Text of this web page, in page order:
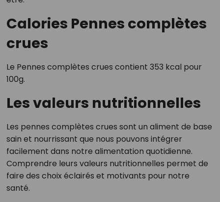
Calories Pennes complètes
crues
Le Pennes complètes crues contient 353 kcal pour
100g.
Les valeurs nutritionnelles
Les pennes complètes crues sont un aliment de base
sain et nourrissant que nous pouvons intégrer
facilement dans notre alimentation quotidienne.
Comprendre leurs valeurs nutritionnelles permet de
faire des choix éclairés et motivants pour notre
santé.